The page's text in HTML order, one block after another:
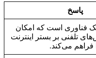
پاسخ
فناوری است که امکان
تلفنی بر بستر اینترنت
فراهم می‌کند.